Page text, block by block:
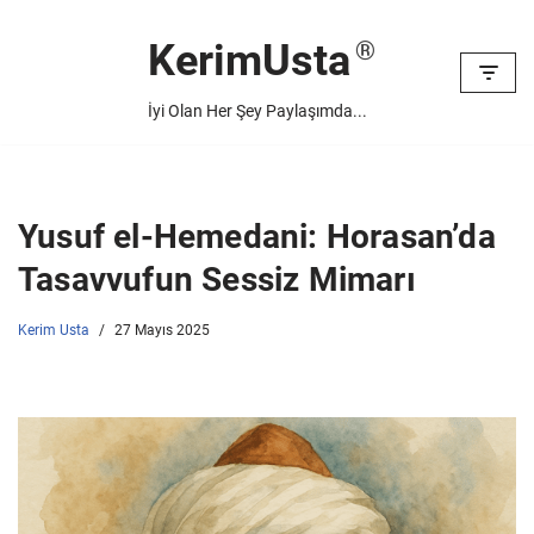
KerimUsta
İyi Olan Her Şey Paylaşımda...
Yusuf el-Hemedani: Horasan’da
Tasavvufun Sessiz Mimarı
Kerim Usta 27 Mayıs 2025